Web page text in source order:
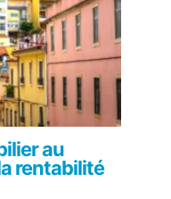
au
rentabilité